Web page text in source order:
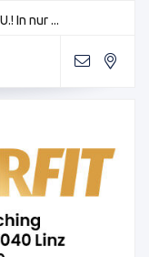
In nur ...